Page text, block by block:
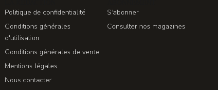
Politique de confidentialité
Conditions générales
d'utilisation
Conditions générales de vente
Mentions légales
Nous contacter
S'abonner
Consulter nos magazines